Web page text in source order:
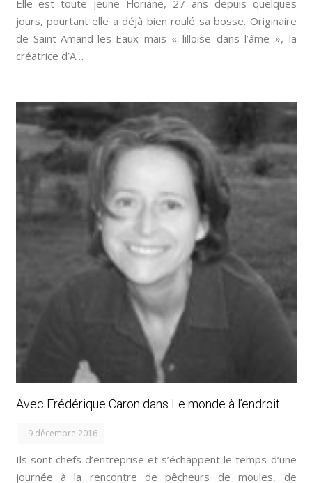
Elle est toute jeune Floriane, 27 ans depuis quelques
jours, pourtant elle a déjà bien roulé sa bosse. Originaire
de Saint-Amand-les-Eaux mais « lilloise dans l’âme », la
créatrice d’A…
Avec Frédérique Caron dans Le monde à l’endroit
9 décembre 2016
Ils sont chefs d’entreprise et s’échappent le temps d’une
journée à la rencontre de pêcheurs de moules, de